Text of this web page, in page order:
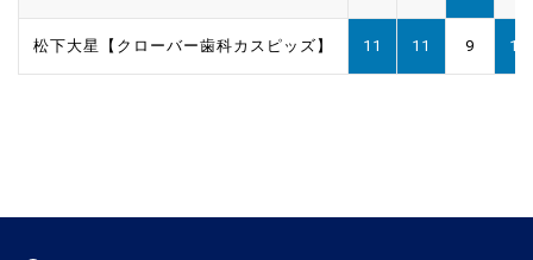
松下大星【クローバー歯科カスピッズ】 11 11 9 11